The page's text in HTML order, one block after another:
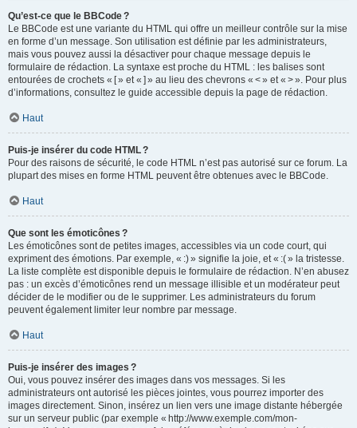
Qu’est-ce que le BBCode ?
Le BBCode est une variante du HTML qui offre un meilleur contrôle sur la mise
en forme d’un message. Son utilisation est définie par les administrateurs,
mais vous pouvez aussi la désactiver pour chaque message depuis le
formulaire de rédaction. La syntaxe est proche du HTML : les balises sont
entourées de crochets « [ » et « ] » au lieu des chevrons « < » et « > ». Pour plus
d’informations, consultez le guide accessible depuis la page de rédaction.
Haut
Puis-je insérer du code HTML ?
Pour des raisons de sécurité, le code HTML n’est pas autorisé sur ce forum. La
plupart des mises en forme HTML peuvent être obtenues avec le BBCode.
Haut
Que sont les émoticônes ?
Les émoticônes sont de petites images, accessibles via un code court, qui
expriment des émotions. Par exemple, « :) » signifie la joie, et « :( » la tristesse.
La liste complète est disponible depuis le formulaire de rédaction. N’en abusez
pas : un excès d’émoticônes rend un message illisible et un modérateur peut
décider de le modifier ou de le supprimer. Les administrateurs du forum
peuvent également limiter leur nombre par message.
Haut
Puis-je insérer des images ?
Oui, vous pouvez insérer des images dans vos messages. Si les
administrateurs ont autorisé les pièces jointes, vous pourrez importer des
images directement. Sinon, insérez un lien vers une image distante hébergée
sur un serveur public (par exemple « http://www.exemple.com/mon-